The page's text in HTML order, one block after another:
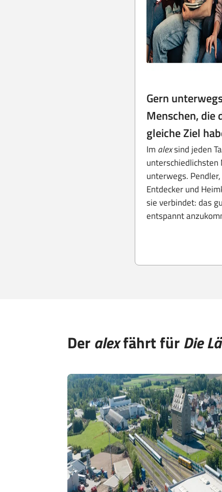
Gern
Menschen, die
gleiche Ziel
Im alexsind jeden
unterschiedlichsten
unterwegs.
Entdecker und
sie verbindet: das
entspannt
Deralexfährt fürDie